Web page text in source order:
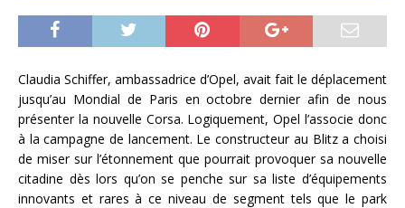
Claudia Schiffer, ambassadrice d’Opel, avait fait le déplacement
jusqu’au Mondial de Paris en octobre dernier afin de nous
présenter la nouvelle Corsa. Logiquement, Opel l’associe donc
à la campagne de lancement. Le constructeur au Blitz a choisi
de miser sur l’étonnement que pourrait provoquer sa nouvelle
citadine dès lors qu’on se penche sur sa liste d’équipements
innovants et rares à ce niveau de segment tels que le park